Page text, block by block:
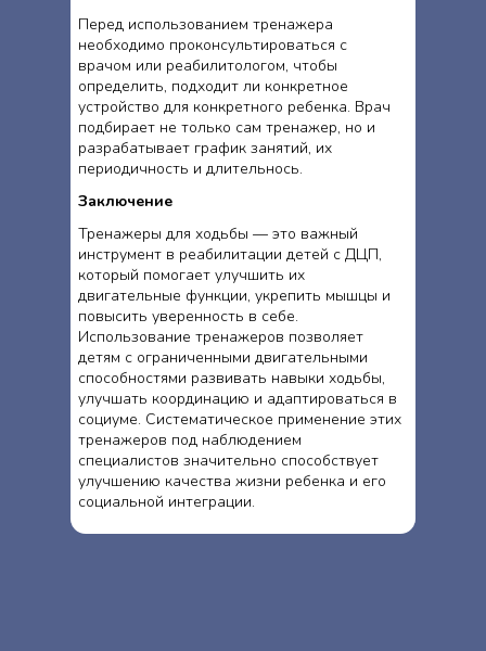
Перед использованием тренажера
необходимо проконсультироваться с
врачом или реабилитологом, чтобы
определить, подходит ли конкретное
устройство для конкретного ребенка. Врач
подбирает не только сам тренажер, но и
разрабатывает график занятий, их
периодичность и длительнось.
Заключение
Тренажеры для ходьбы — это важный
инструмент в реабилитации детей с ДЦП,
который помогает улучшить их
двигательные функции, укрепить мышцы и
повысить уверенность в себе.
Использование тренажеров позволяет
детям с ограниченными двигательными
способностями развивать навыки ходьбы,
улучшать координацию и адаптироваться в
социуме. Систематическое применение этих
тренажеров под наблюдением
специалистов значительно способствует
улучшению качества жизни ребенка и его
социальной интеграции.